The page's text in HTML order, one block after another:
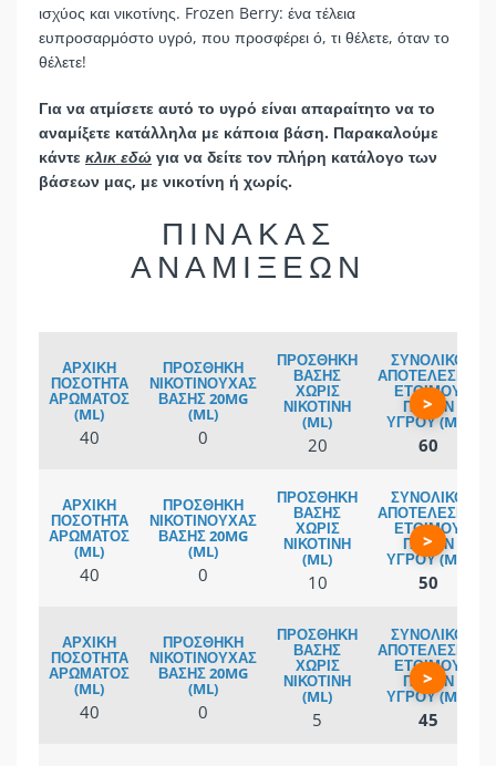
ισχύος και νικοτίνης. Frozen Berry: ένα τέλεια
ευπροσαρμόστο υγρό, που προσφέρει ό, τι θέλετε, όταν το
θέλετε!
Για να ατμίσετε αυτό το υγρό είναι απαραίτητο να το
αναμίξετε κατάλληλα με κάποια βάση. Παρακαλούμε
κάντε κλικ εδώ για να δείτε τον πλήρη κατάλογο των
βάσεων μας, με νικοτίνη ή χωρίς.
ΠΙΝΑΚΑΣ
ΑΝΑΜΙΞΕΩΝ
40 0 20 60
>
40 0 10 50
>
40 0 5 45
>